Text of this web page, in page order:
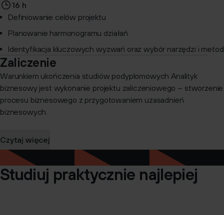
16 h
Definiowanie celów projektu
Planowanie harmonogramu działań
Identyfikacja kluczowych wyzwań oraz wybór narzędzi i metod
Zaliczenie
Warunkiem ukończenia studiów podyplomowych Analityk
biznesowy jest wykonanie projektu zaliczeniowego – stworzenie
procesu biznesowego z przygotowaniem uzasadnień
biznesowych.
Czytaj więcej
Studiuj praktycznie najlepiej